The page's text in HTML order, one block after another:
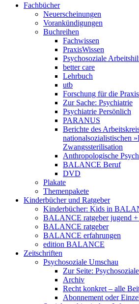
Fachbücher
Neuerscheinungen
Vorankündigungen
Buchreihen
Fachwissen
PraxisWissen
Psychosoziale
better care
Lehrbuch
utb
Forschung für die
Zur Sache: Psychiatrie
Psychiatrie Persönlich
PARANUS
Berichte des
nationalsozialistischen
Zwangssterilisation
Anthropologische
BALANCE Beruf
DVD
Plakate
Themenpakete
Kinderbücher und Ratgeber
Kinderbücher: Kids in
BALANCE ratgeber jugend +
BALANCE ratgeber
BALANCE erfahrungen
edition BALANCE
Zeitschriften
Psychosoziale Umschau
Zur Seite:
Archiv
Recht konkret – alle
Abonnement oder